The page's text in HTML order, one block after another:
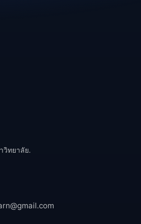
วิทยาลัย.